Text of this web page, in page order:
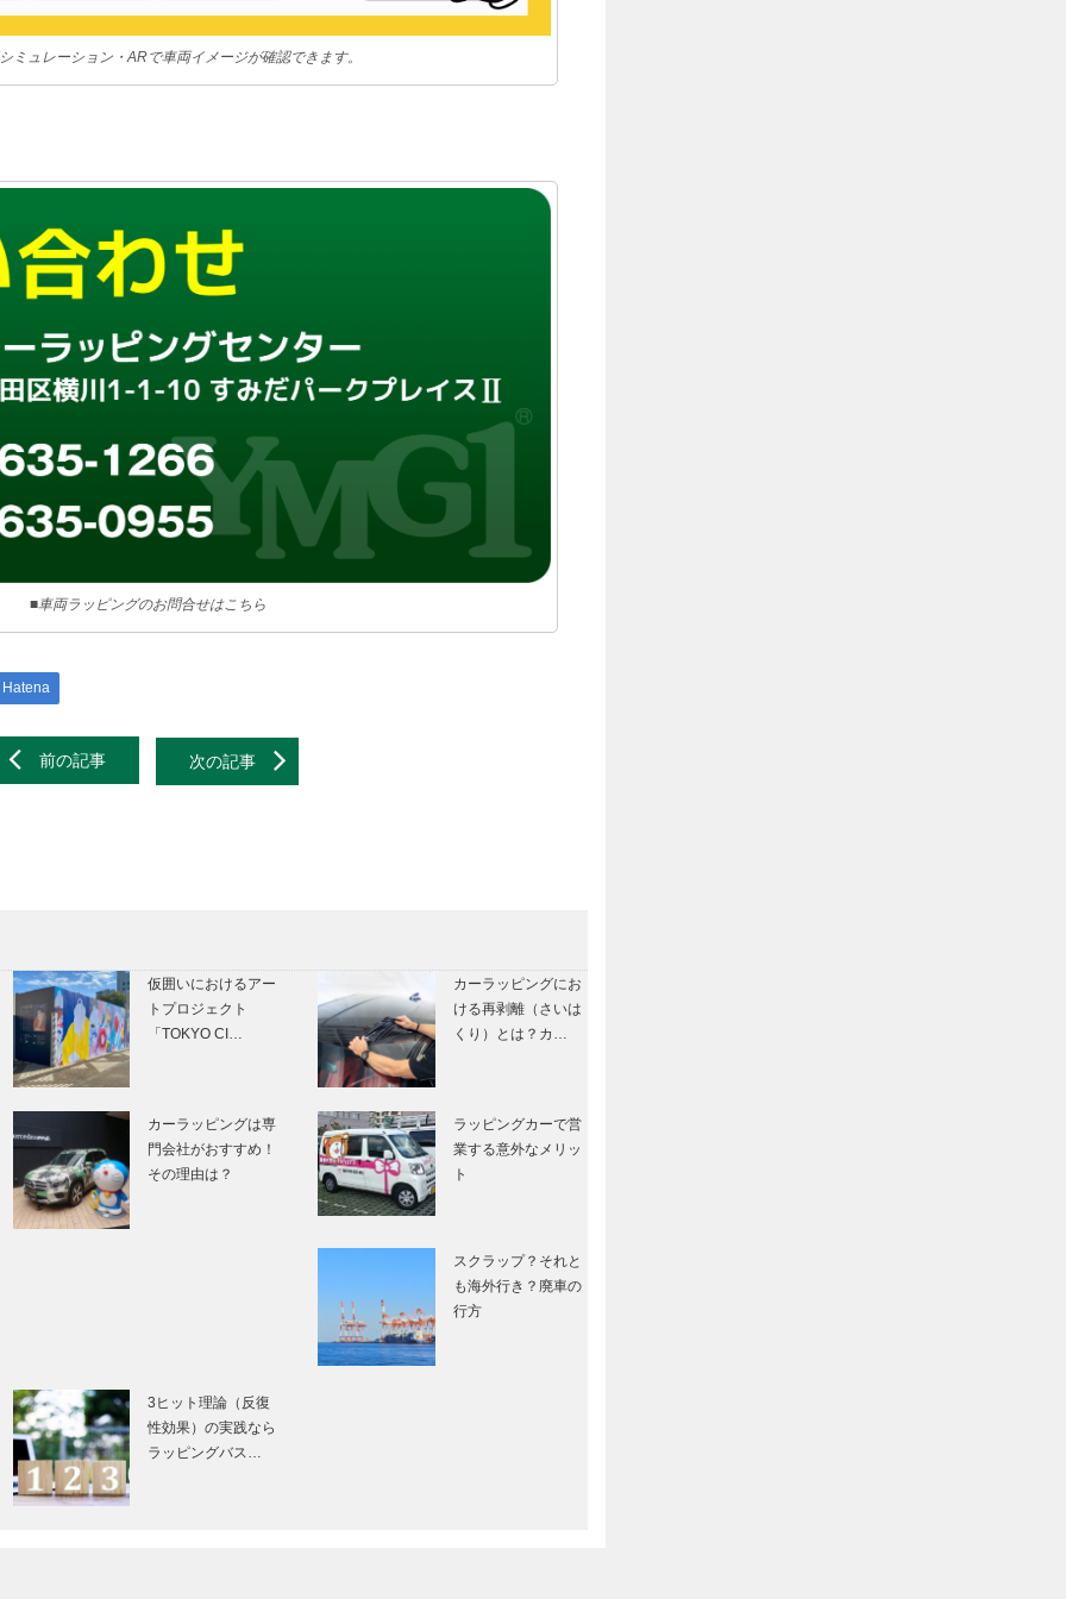
ミュレーション・ARで車両イメージが確認できます。
■車両ラッピングのお問合せはこちら
Hatena
前の記事 次の記事
仮囲いにおけるアー
トプロジェクト
「TOKYO CI…
カーラッピングにお
ける再剥離（さいは
くり）とは？カ…
カーラッピングは専
門会社がおすすめ！
その理由は？
ラッピングカーで営
業する意外なメリッ
ト
スクラップ？それと
も海外行き？廃車の
行方
3ヒット理論（反復
性効果）の実践なら
ラッピングバス…